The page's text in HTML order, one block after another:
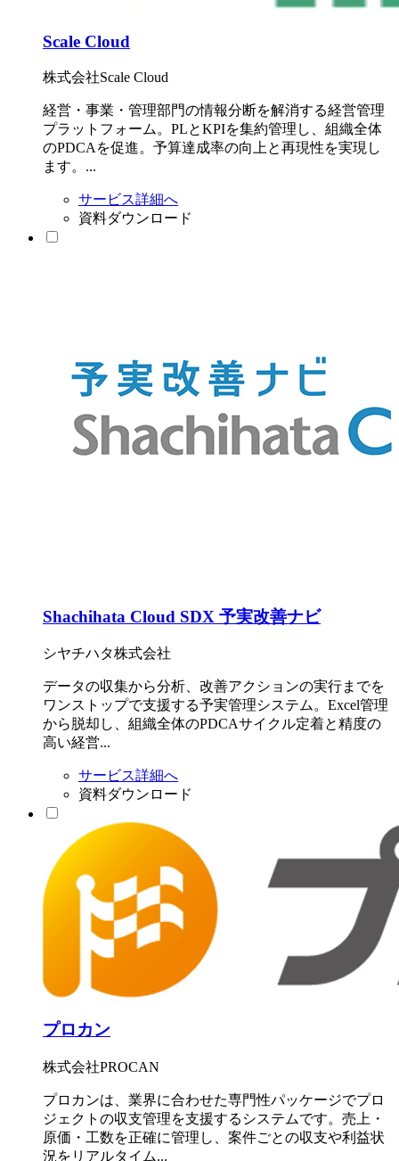
Scale Cloud
株式会社Scale Cloud
経営・事業・管理部門の情報分断を解消する経営管理
プラットフォーム。PLとKPIを集約管理し、組織全体
のPDCAを促進。予算達成率の向上と再現性を実現し
ます。...
サービス詳細へ
資料ダウンロード
Shachihata Cloud SDX 予実改善ナビ
シヤチハタ株式会社
データの収集から分析、改善アクションの実行までを
ワンストップで支援する予実管理システム。Excel管理
から脱却し、組織全体のPDCAサイクル定着と精度の
高い経営...
サービス詳細へ
資料ダウンロード
プロカン
株式会社PROCAN
プロカンは、業界に合わせた専門性パッケージでプロ
ジェクトの収支管理を支援するシステムです。売上・
原価・工数を正確に管理し、案件ごとの収支や利益状
況をリアルタイム...